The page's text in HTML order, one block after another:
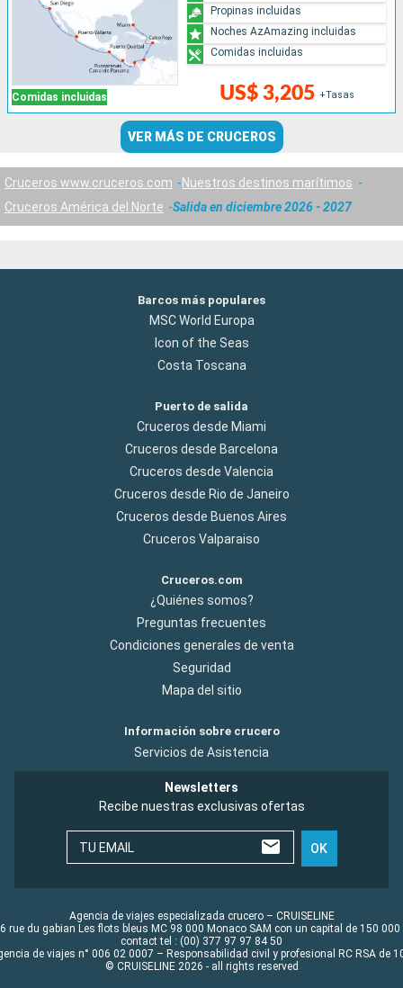
Comidas incluidas US$ 3,205 +Tasas
Propinas incluidas
Noches AzAmazing incluidas
Comidas incluidas
VER MÁS DE CRUCEROS
Cruceros www.cruceros.com
Nuestros destinos marítimos
Cruceros América del Norte
Salida en diciembre 2026 - 2027
Barcos más populares
MSC World Europa
Icon of the Seas
Costa Toscana
Puerto de salida
Cruceros desde Miami
Cruceros desde Barcelona
Cruceros desde Valencia
Cruceros desde Rio de Janeiro
Cruceros desde Buenos Aires
Cruceros Valparaiso
Cruceros.com
¿Quiénes somos?
Preguntas frecuentes
Condiciones generales de venta
Seguridad
Mapa del sitio
Información sobre crucero
Servicios de Asistencia
Newsletters
Recibe nuestras exclusivas ofertas
TU EMAIL OK
Agencia de viajes especializada crucero – CRUISELINE
rue du gabian Les flots bleus MC 98 000 Monaco SAM con un capital de 150 000
contact tel : (00) 377 97 97 84 50
de viajes n° 006 02 0007 – Responsabilidad civil y profesional RC RSA de
© CRUISELINE 2026 - all rights reserved